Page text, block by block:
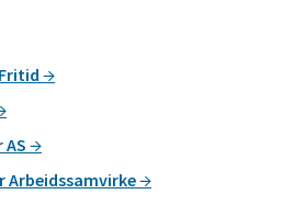
Arbeidssamvirke